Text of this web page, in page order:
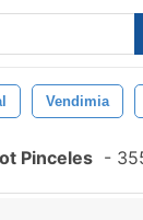
Vendimia
Pinceles -